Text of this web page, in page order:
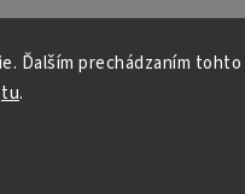
Ďalším prechádzaním
tu.
Copyright 2026